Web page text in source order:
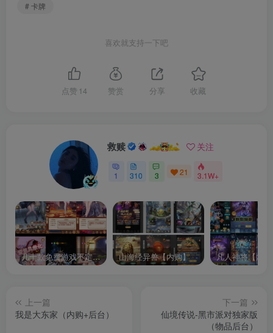
# 卡牌
喜欢就支持一下吧
点赞 14 赞赏 分享 收藏
救赎 关注
1 310 3 21 3.1W+
几十款免费游戏不定时更新自行测试 山海经异兽【内购】 凡人神将【内
上一篇
我是大东家（内购+后台）
下一篇
仙境传说-黑市派对独家版
（物品后台）